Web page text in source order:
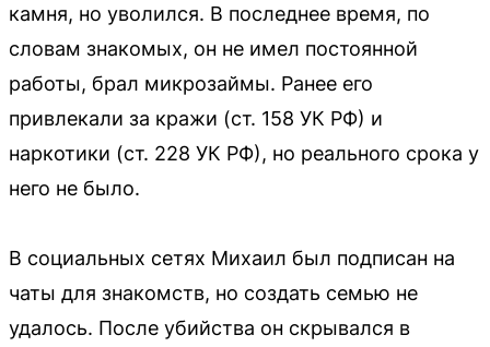
камня, но уволился. В последнее время, по
словам знакомых, он не имел постоянной
работы, брал микрозаймы. Ранее его
привлекали за кражи (ст. 158 УК РФ) и
наркотики (ст. 228 УК РФ), но реального срока у
него не было.
В социальных сетях Михаил был подписан на
чаты для знакомств, но создать семью не
удалось. После убийства он скрывался в